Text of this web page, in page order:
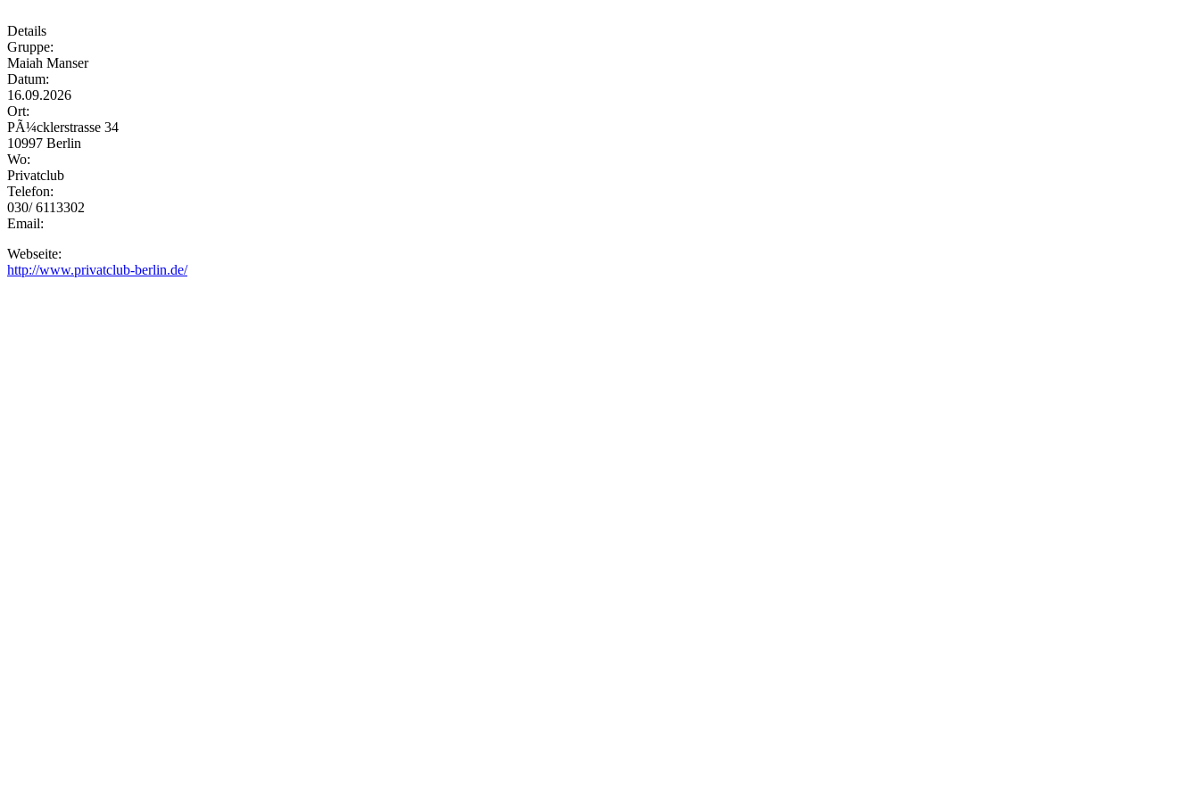
Details
Gruppe:
Maiah Manser
Datum:
16.09.2026
Ort:
PÃ¼cklerstrasse 34
10997 Berlin
Wo:
Privatclub
Telefon:
030/ 6113302
Email:
Webseite:
http://www.privatclub-berlin.de/